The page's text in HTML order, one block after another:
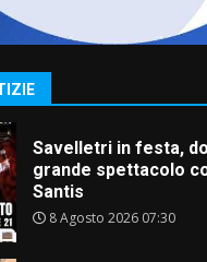
Savelletri in festa,
grande spettacolo
Politiche Giovanili e
Sostenibile: premiati
universitari del
giusta”
8 Agosto 2026 07:15